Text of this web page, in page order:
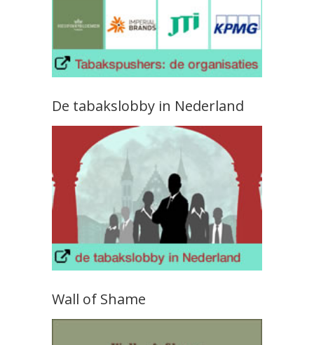
De tabakslobby in Nederland
Wall of Shame